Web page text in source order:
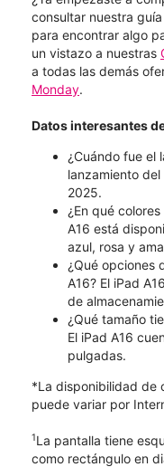
consultar nuestra
para encontrar algo
un vistazo a nuestras
a todas las demás
Monday.
Datos interesantes
¿Cuándo fue el
lanzamiento
2025.
¿En qué
A16 está
azul, rosa y
¿Qué opciones
A16? El iPad
de
¿Qué tamaño
El iPad A16
pulgadas.
*La disponibilidad de
puede variar por
1La pantalla tiene
como rectángulo en